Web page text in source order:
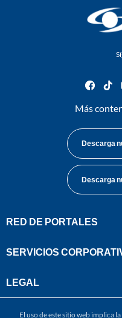
Más
Descarga
Descarga
RED DE PORTALES
SERVICIOS
LEGAL
El uso de este sitio web implica